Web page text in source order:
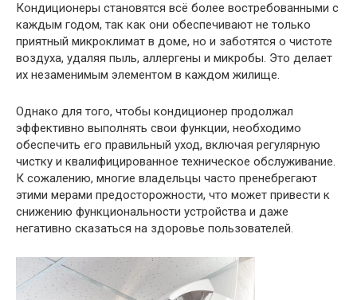
Кондиционеры становятся всё более востребованными с
каждым годом, так как они обеспечивают не только
приятный микроклимат в доме, но и заботятся о чистоте
воздуха, удаляя пыль, аллергены и микробы. Это делает
их незаменимым элементом в каждом жилище.
Однако для того, чтобы кондиционер продолжал
эффективно выполнять свои функции, необходимо
обеспечить его правильный уход, включая регулярную
чистку и квалифицированное техническое обслуживание.
К сожалению, многие владельцы часто пренебрегают
этими мерами предосторожности, что может привести к
снижению функциональности устройства и даже
негативно сказаться на здоровье пользователей.